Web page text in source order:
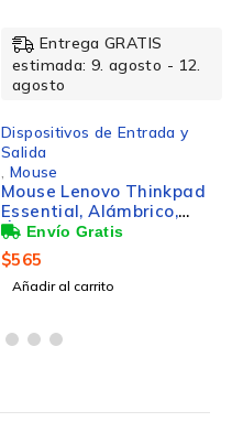
Entrega GRATIS
estimada: 9. agosto - 12.
agosto
Dispositivos de Entrada y
Salida
Mouse
Mouse Lenovo Thinkpad
Essential, Alámbrico,
Óptico, 2.400DPI, USB-C,
Negro
$565
Añadir al carrito